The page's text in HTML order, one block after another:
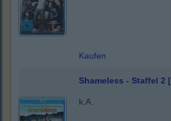
Kaufen
Shameless - Staffel 2
k.A.